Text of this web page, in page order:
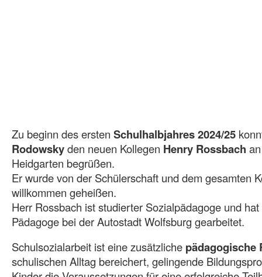
Zu beginn des ersten Schulhalbjahres 2024/25
Rodowskyden neuen Kollegen Henry Rossbach
Heidgarten begrüßen.
Er wurde von der Schülerschaft und dem gesamten
willkommen geheißen.
Herr Rossbach ist studierter Sozialpädagoge und
Pädagoge bei der Autostadt Wolfsburg gearbeitet.
Schulsozialarbeit ist eine zusätzliche pädagogische
schulischen Alltag bereichert, gelingende